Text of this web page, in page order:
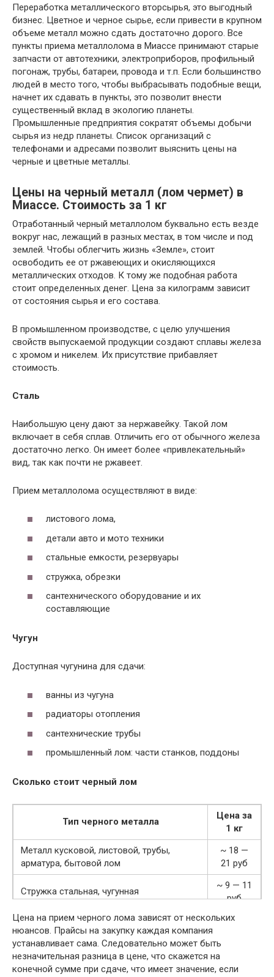
Переработка металлического вторсырья, это выгодный
бизнес. Цветное и черное сырье, если привести в крупном
объеме металл можно сдать достаточно дорого. Все
пункты приема металлолома в Миассе принимают старые
запчасти от автотехники, электроприборов, профильный
погонаж, трубы, батареи, провода и т.п. Если большинство
людей в место того, чтобы выбрасывать подобные вещи,
начнет их сдавать в пункты, это позволит внести
существенный вклад в экологию планеты.
Промышленные предприятия сократят объемы добычи
сырья из недр планеты. Список организаций с
телефонами и адресами позволит выяснить цены на
черные и цветные металлы.
Цены на черный металл (лом чермет) в
Миассе. Стоимость за 1 кг
Отработанный черный металлолом буквально есть везде
вокруг нас, лежащий в разных местах, в том числе и под
землей. Чтобы облегчить жизнь «Земле», стоит
освободить ее от ржавеющих и окисляющихся
металлических отходов. К тому же подобная работа
стоит определенных денег. Цена за килограмм зависит
от состояния сырья и его состава.
В промышленном производстве, с целю улучшения
свойств выпускаемой продукции создают сплавы железа
с хромом и никелем. Их присутствие прибавляет
стоимость.
Сталь
Наибольшую цену дают за нержавейку. Такой лом
включает в себя сплав. Отличить его от обычного железа
достаточно легко. Он имеет более «привлекательный»
вид, так как почти не ржавеет.
Прием металлолома осуществляют в виде:
листового лома,
детали авто и мото техники
стальные емкости, резервуары
стружка, обрезки
сантехнического оборудование и их
составляющие
Чугун
Доступная чугунина для сдачи:
ванны из чугуна
радиаторы отопления
сантехнические трубы
промышленный лом: части станков, поддоны
Сколько стоит черный лом
Тип черного металла
Цена за
1 кг
Металл кусковой, листовой, трубы,
арматура, бытовой лом
~ 18 —
21 руб
Стружка стальная, чугунная
~ 9 — 11
руб
Негабаритный и габаритный чугун
~ 19 —
Цена на прием черного лома зависят от нескольких
нюансов. Прайсы на закупку каждая компания
устанавливает сама. Следовательно может быть
незначительная разница в цене, что скажется на
конечной сумме при сдаче, что имеет значение, если